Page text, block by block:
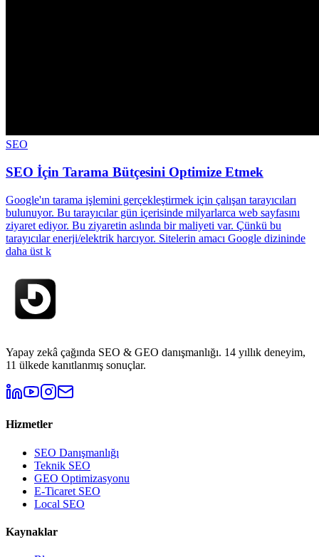
SEO
SEO İçin Tarama Bütçesini Optimize Etmek
Google'ın tarama işlemini gerçekleştirmek için çalışan tarayıcıları
bulunuyor. Bu tarayıcılar gün içerisinde milyarlarca web sayfasını
ziyaret ediyor. Bu ziyaretin aslında bir maliyeti var. Çünkü bu
tarayıcılar enerji/elektrik harcıyor. Sitelerin amacı Google dizininde
daha üst k
Yapay zekâ çağında SEO & GEO danışmanlığı. 14 yıllık deneyim,
11 ülkede kanıtlanmış sonuçlar.
Hizmetler
SEO Danışmanlığı
Teknik SEO
GEO Optimizasyonu
E-Ticaret SEO
Local SEO
Kaynaklar